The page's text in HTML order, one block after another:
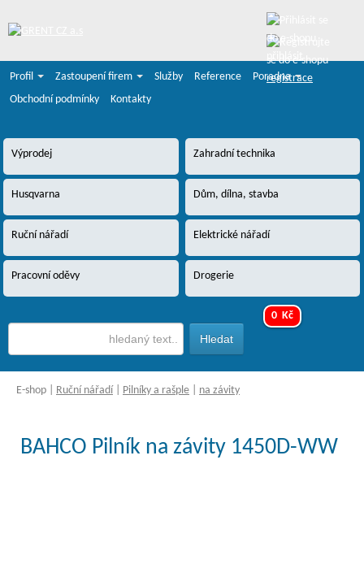
registrace
Profil
Zastoupení firem Služby Reference
Poradna
Obchodní podmínky
Kontakty
Výprodej Zahradní technika
Husqvarna Dům, dílna, stavba
Ruční nářadí Elektrické nářadí
Pracovní oděvy Drogerie
0 Kč
E-shop Ruční nářadí Pilníky a rašple na závity
BAHCO Pilník na závity 1450D-WW